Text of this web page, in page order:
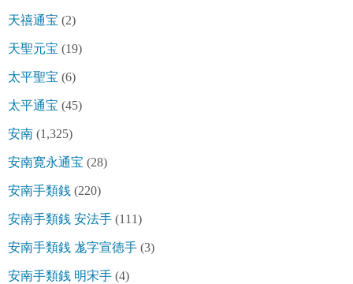
天禧通宝 (2)
天聖元宝 (19)
太平聖宝 (6)
太平通宝 (45)
安南 (1,325)
安南寛永通宝 (28)
安南手類銭 (220)
安南手類銭 安法手 (111)
安南手類銭 尨字宣徳手 (3)
安南手類銭 明宋手 (4)